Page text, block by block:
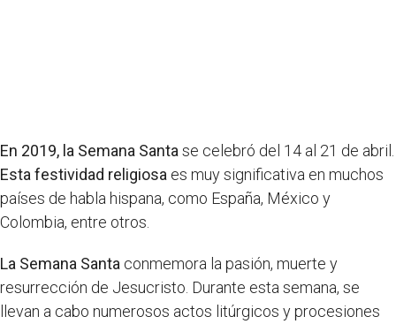
En 2019, la Semana Santa se celebró del 14 al 21 de abril.
Esta festividad religiosa es muy significativa en muchos
países de habla hispana, como España, México y
Colombia, entre otros.
La Semana Santa conmemora la pasión, muerte y
resurrección de Jesucristo. Durante esta semana, se
llevan a cabo numerosos actos litúrgicos y procesiones